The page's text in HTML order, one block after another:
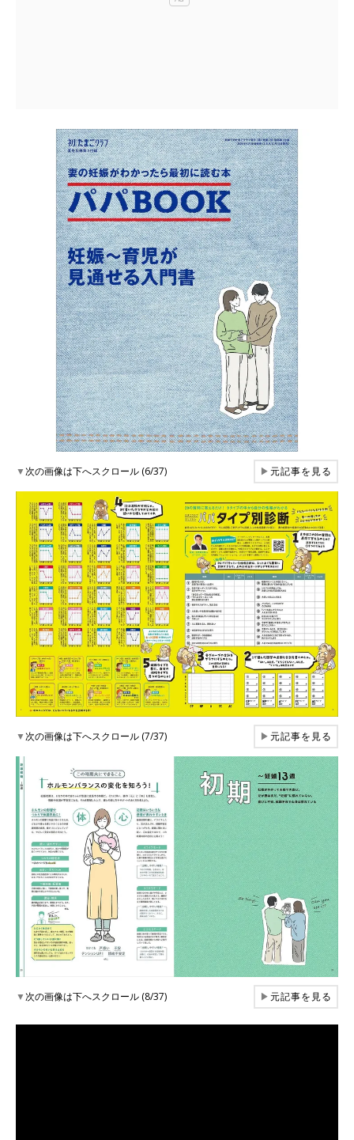
▼次の画像は下へスクロール (6/37) ▶元記事を見る
▼次の画像は下へスクロール (7/37) ▶元記事を見る
▼次の画像は下へスクロール (8/37) ▶元記事を見る